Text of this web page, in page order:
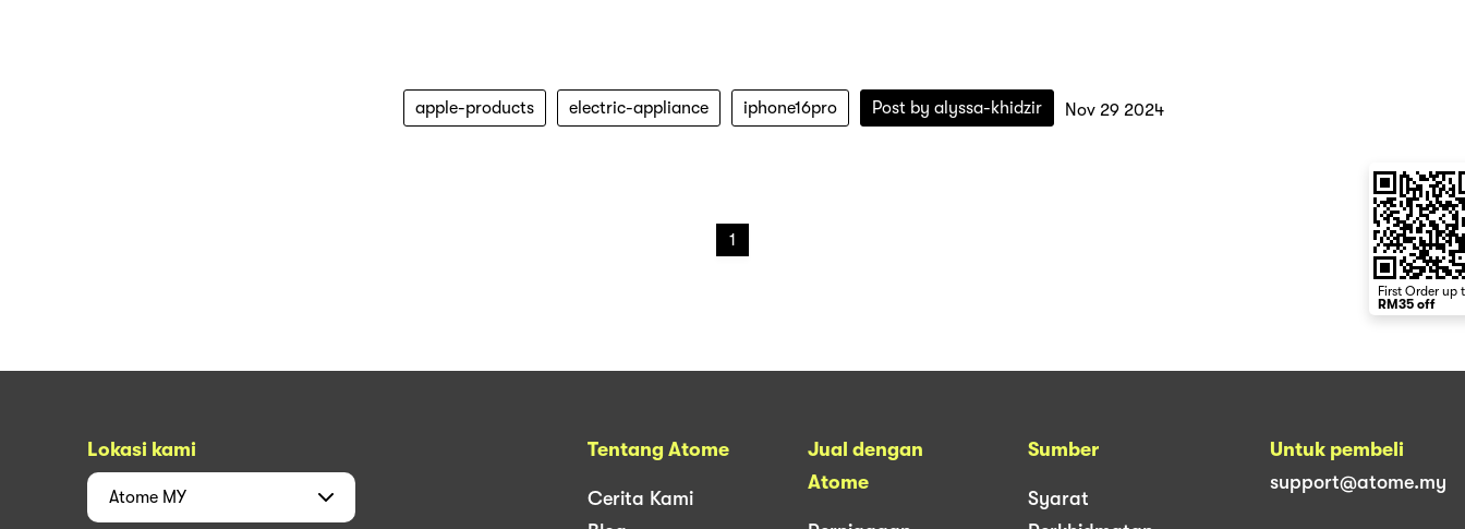
apple-products electric-appliance iphone16pro Post by alyssa-khidzir Nov 29 2024
1
First Order up
RM35 off
Lokasi kami
Atome MY
Tentang Atome
Cerita Kami
Jual dengan
Atome
Sumber
Syarat
Untuk pembeli
support@atome.my